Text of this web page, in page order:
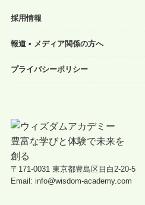
採用情報
報道 • メディア関係の方へ
プライバシーポリシー
〒171-0031 東京都豊島区目白2-20-5
Email: info@wisdom-academy.com